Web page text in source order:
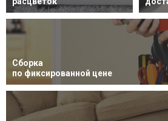
Сборка
по фиксированной цене